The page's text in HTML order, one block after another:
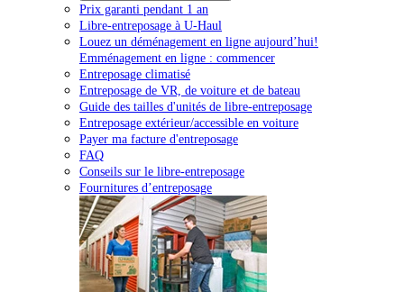
Prix garanti pendant 1 an
Libre-entreposage à U-Haul
Louez un déménagement en ligne aujourd’hui!
Emménagement en ligne : commencer
Entreposage climatisé
Entreposage de VR, de voiture et de bateau
Guide des tailles d'unités de libre-entreposage
Entreposage extérieur/accessible en voiture
Payer ma facture d'entreposage
FAQ
Conseils sur le libre-entreposage
Fournitures d’entreposage